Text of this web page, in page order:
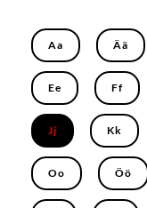
Aa Ää
Ee Ff
Jj Kk
Oo Öö